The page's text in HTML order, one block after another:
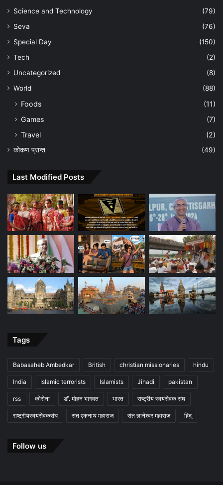
Science and Technology
(79)
Seva
(76)
Special Day
(150)
Tech
(2)
Uncategorized
(8)
World
(88)
Foods
(11)
Games
(7)
Travel
(2)
कोकण प्रान्त (49)
Last Modified Posts
Tags
Babasaheb Ambedkar British christian missionaries hindu
India Islamic terrorists Islamists Jihadi pakistan
rss कोरोना डॉ. मोहन भागवत भारत राष्ट्रीय स्वयंसेवक संघ
राष्ट्रीयस्वयंसेवकसंघ संत एकनाथ महाराज संत ज्ञानेश्वर महाराज हिंदू
Follow us